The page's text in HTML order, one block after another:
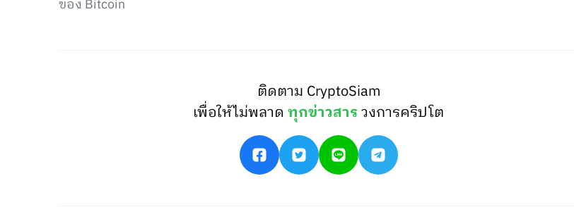
ของ Bitcoin
ติดตาม CryptoSiam
เพื่อให้ไม่พลาดทุกข่าวสารวงการคริปโต